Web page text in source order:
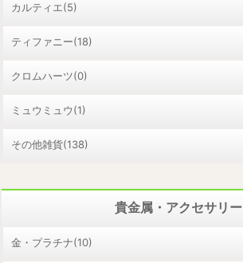
カルティエ(5)
ティファニー(18)
クロムハーツ(0)
ミュウミュウ(1)
その他雑貨(138)
貴金属・アクセサリー
金・プラチナ(10)